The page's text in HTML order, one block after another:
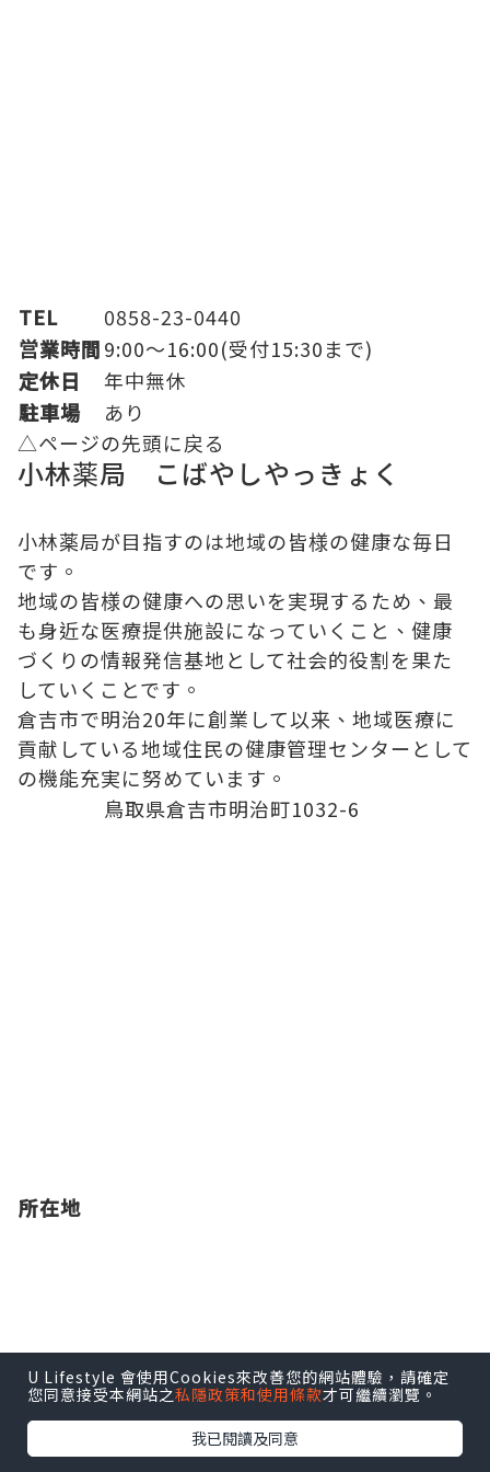
TEL
0858-23-0440
営業時間9:00～16:00(受付15:30まで)
定休日
年中無休
駐車場
あり
△ページの先頭に戻る
小林薬局 こばやしやっきょく
小林薬局が目指すのは地域の皆様の健康な毎日
です。
地域の皆様の健康への思いを実現するため、最
も身近な医療提供施設になっていくこと、健康
づくりの情報発信基地として社会的役割を果た
していくことです。
倉吉市で明治20年に創業して以来、地域医療に
貢献している地域住民の健康管理センターとして
の機能充実に努めています。
所在地
鳥取県倉吉市明治町1032-6
U Lifestyle 會使用Cookies來改善您的網站體驗，請確定
您同意接受本網站之私隱政策和使用條款才可繼續瀏覽。
我已閱讀及同意